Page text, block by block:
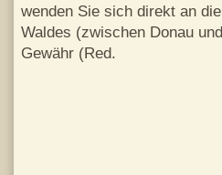
wenden Sie sich direkt an
Waldes (zwischen Donau
Gewähr (Red.